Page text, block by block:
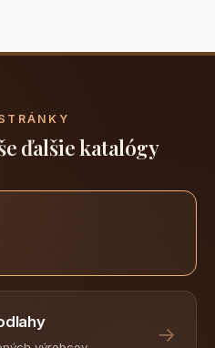
ďalšie katalógy
→